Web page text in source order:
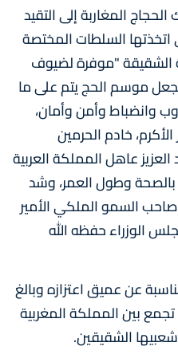
المغاربة إلى التقيد
اتخذتها السلطات المختصة
الشقيقة "موفرة لضيوف
موسم الحج يتم على ما
وانضباط وأمن وأمان،
خادم الحرمين
عاهل المملكة العربية
بالصحة وطول العمر، وشد
صاحب السمو الملكي الأمير
الوزراء حفظه الله
عن عميق اعتزازه وبالغ
تجمع بين المملكة المغربية
الشقيقين.